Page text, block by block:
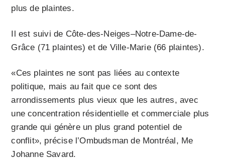
plus de plaintes.
Il est suivi de Côte-des-Neiges–Notre-Dame-de-
Grâce (71 plaintes) et de Ville-Marie (66 plaintes).
«Ces plaintes ne sont pas liées au contexte
politique, mais au fait que ce sont des
arrondissements plus vieux que les autres, avec
une concentration résidentielle et commerciale plus
grande qui génère un plus grand potentiel de
conflit», précise l’Ombudsman de Montréal, Me
Johanne Savard.